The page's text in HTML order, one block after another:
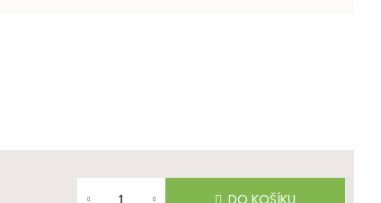
používáníbez nutnosti přerušování.
sebou volně střídat
, rotace je bezpečná a
DO KOŠÍKU